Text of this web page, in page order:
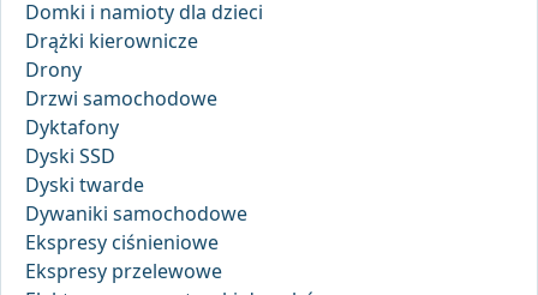
Domki i namioty dla dzieci
Drążki kierownicze
Drony
Drzwi samochodowe
Dyktafony
Dyski SSD
Dyski twarde
Dywaniki samochodowe
Ekspresy ciśnieniowe
Ekspresy przelewowe